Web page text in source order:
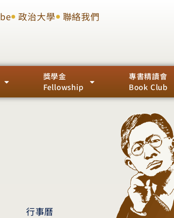
政治大學 聯絡我們
獎學金
Fellowship
專書精讀會
Book Club
行事曆